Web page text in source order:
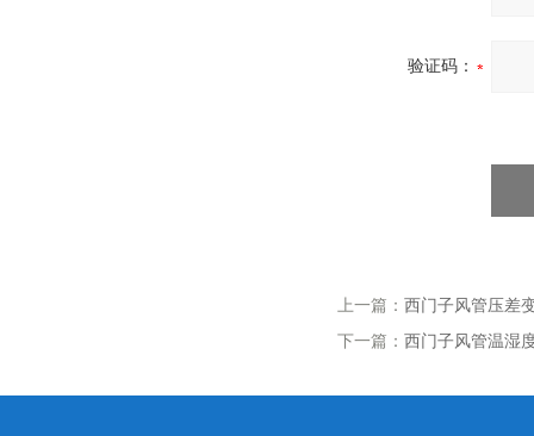
验证码：
上一篇： 西门子风管压差
下一篇： 西门子风管温湿